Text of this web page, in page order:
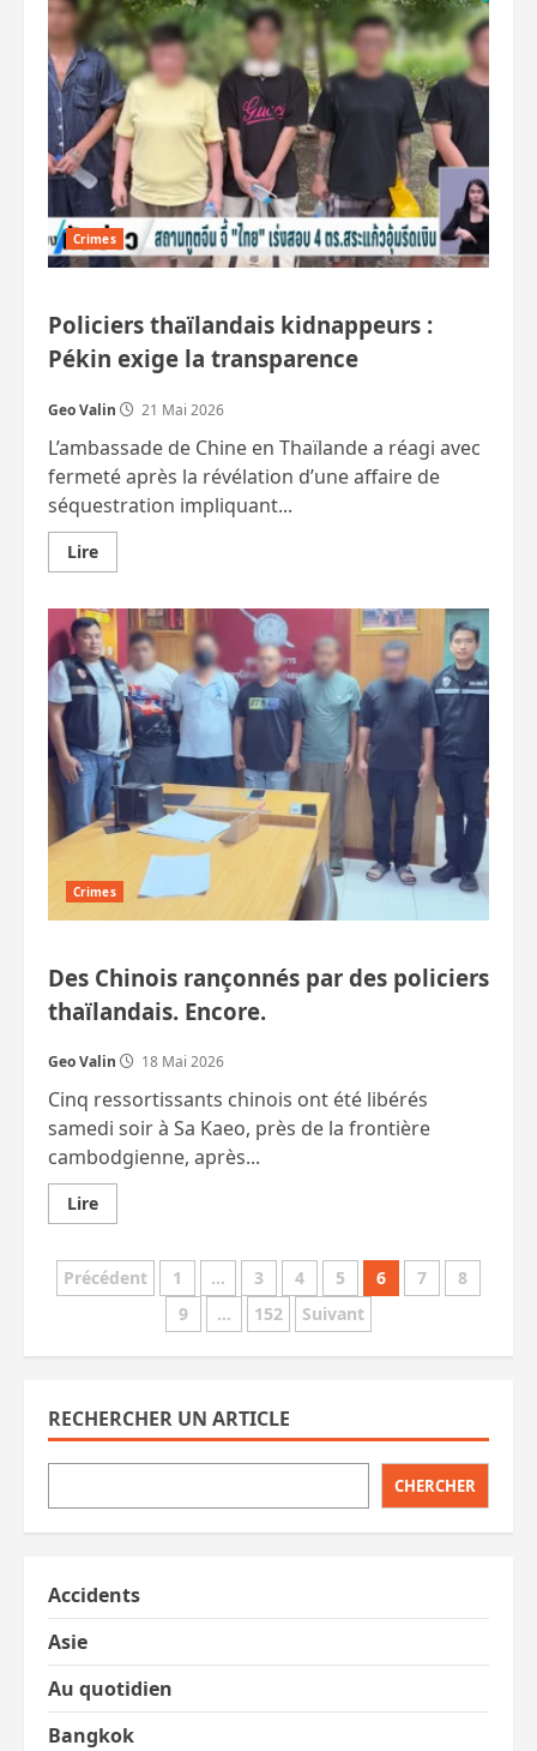
de
chien,
abeilles,
éléphant.
Noyade,
chute
d’un
poteau
durant
l’orage
et
autres
drames.
Crimes
Policiers thaïlandais kidnappeurs :
Pékin exige la transparence
Geo Valin 21 Mai 2026
L’ambassade de Chine en Thaïlande a réagi avec
fermeté après la révélation d’une affaire de
séquestration impliquant...
LireEn
savoir
Policiers
thaïlandais
kidnappeurs
:
Pékin
exige
la
transparence
Crimes
Des Chinois rançonnés par des policiers
thaïlandais. Encore.
Geo Valin 18 Mai 2026
Cinq ressortissants chinois ont été libérés
samedi soir à Sa Kaeo, près de la frontière
cambodgienne, après...
LireEn
savoir
Des
Chinois
rançonnés
policiers
Pagination
Précédent 1 … 3 4 5 6 7
8
9
… 152 Suivant
RECHERCHER UN ARTICLE
CHERCHER
Accidents
Asie
Au quotidien
Bangkok